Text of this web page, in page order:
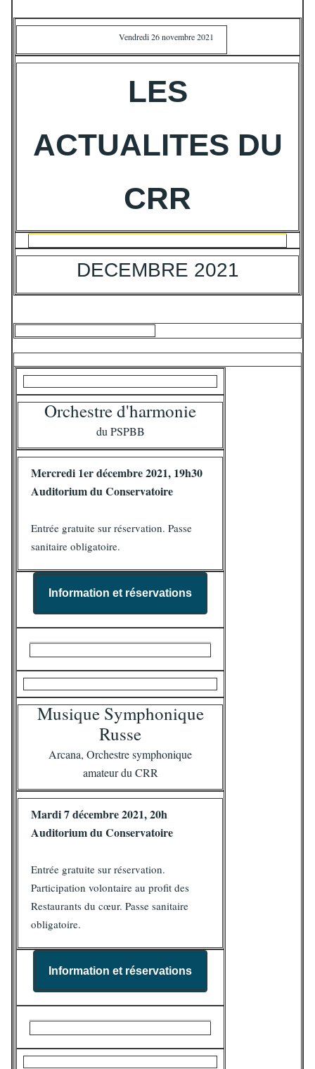
Vendredi 26 novembre 2021
LES
ACTUALITES DU
CRR
DECEMBRE 2021
Orchestre d'harmonie
du PSPBB
Mercredi 1er décembre 2021, 19h30
Auditorium du Conservatoire
Entrée gratuite sur réservation. Passe
sanitaire obligatoire.
Information et réservations
Musique Symphonique
Russe
Arcana, Orchestre symphonique
amateur du CRR
Mardi 7 décembre 2021, 20h
Auditorium du Conservatoire
Entrée gratuite sur réservation.
Participation volontaire au profit des
Restaurants du cœur. Passe sanitaire
obligatoire.
Information et réservations